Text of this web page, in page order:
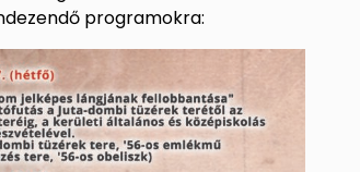
programokra: